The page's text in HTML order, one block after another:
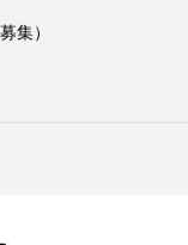
集）